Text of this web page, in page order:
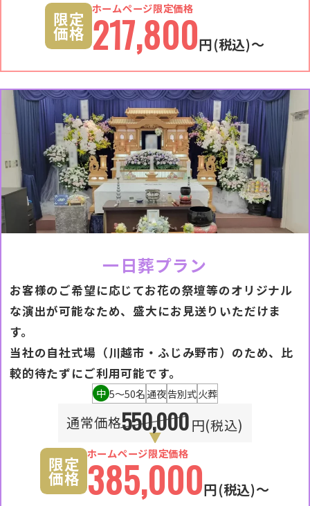
限定
価格
ホームページ限定価格
217,800円(税込)〜
一日葬プラン
お客様のご希望に応じてお花の祭壇等のオリジナル
な演出が可能なため、盛大にお見送りいただけま
す。
当社の自社式場（川越市・ふじみ野市）のため、比
較的待たずにご利用可能です。
中 5〜50名通夜告別式火葬
通常価格550,000円(税込)
限定
価格
ホームページ限定価格
385,000円(税込)〜